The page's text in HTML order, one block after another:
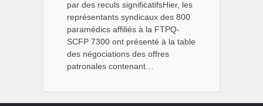
par des reculs significatifsHier, les
représentants syndicaux des 800
paramédics affiliés à la FTPQ-
SCFP 7300 ont présenté à la table
des négociations des offres
patronales contenant…